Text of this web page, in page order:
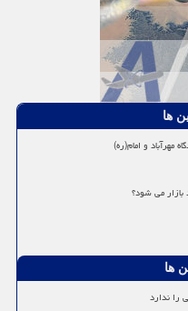
ها
مهرآباد و امام(ره)
بازار می شود؟
ها